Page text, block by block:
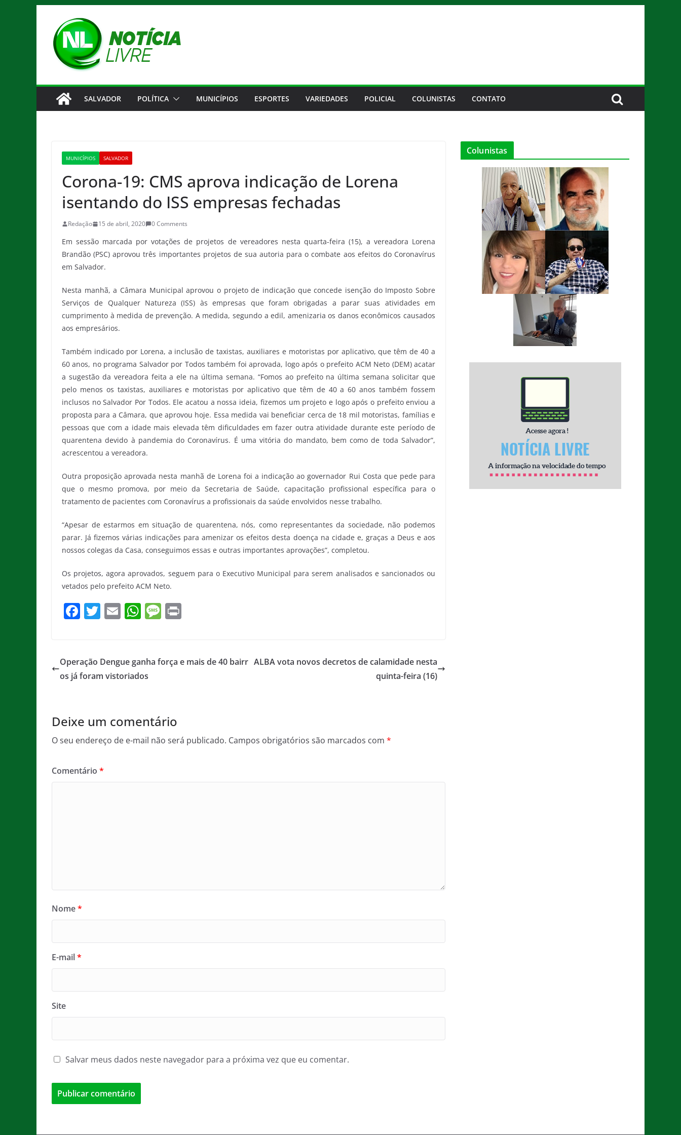
conteúdo
SALVADOR POLÍTICA MUNICÍPIOS ESPORTES VARIEDADES POLICIAL COLUNISTAS CONTATO
MUNICÍPIOS SALVADOR
Corona-19: CMS aprova indicação de Lorena
isentando do ISS empresas fechadas
Redação 15 de abril, 2020 0 Comments
Em sessão marcada por votações de projetos de vereadores nesta quarta-feira (15), a vereadora Lorena
Brandão (PSC) aprovou três importantes projetos de sua autoria para o combate aos efeitos do Coronavírus
em Salvador.
Nesta manhã, a Câmara Municipal aprovou o projeto de indicação que concede isenção do Imposto Sobre
Serviços de Qualquer Natureza (ISS) às empresas que foram obrigadas a parar suas atividades em
cumprimento à medida de prevenção. A medida, segundo a edil, amenizaria os danos econômicos causados
aos empresários.
Também indicado por Lorena, a inclusão de taxistas, auxiliares e motoristas por aplicativo, que têm de 40 a
60 anos, no programa Salvador por Todos também foi aprovada, logo após o prefeito ACM Neto (DEM) acatar
a sugestão da vereadora feita a ele na última semana. “Fomos ao prefeito na última semana solicitar que
pelo menos os taxistas, auxiliares e motoristas por aplicativo que têm de 40 a 60 anos também fossem
inclusos no Salvador Por Todos. Ele acatou a nossa ideia, fizemos um projeto e logo após o prefeito enviou a
proposta para a Câmara, que aprovou hoje. Essa medida vai beneficiar cerca de 18 mil motoristas, famílias e
pessoas que com a idade mais elevada têm dificuldades em fazer outra atividade durante este período de
quarentena devido à pandemia do Coronavírus. É uma vitória do mandato, bem como de toda Salvador”,
acrescentou a vereadora.
Outra proposição aprovada nesta manhã de Lorena foi a indicação ao governador Rui Costa que pede para
que o mesmo promova, por meio da Secretaria de Saúde, capacitação profissional específica para o
tratamento de pacientes com Coronavírus a profissionais da saúde envolvidos nesse trabalho.
“Apesar de estarmos em situação de quarentena, nós, como representantes da sociedade, não podemos
parar. Já fizemos várias indicações para amenizar os efeitos desta doença na cidade e, graças a Deus e aos
nossos colegas da Casa, conseguimos essas e outras importantes aprovações”, completou.
Os projetos, agora aprovados, seguem para o Executivo Municipal para serem analisados e sancionados ou
vetados pelo prefeito ACM Neto.
F
e
b
k
T
er
E
l
W
s
A
M
a
Operação Dengue ganha força e mais de 40 bairr
os já foram vistoriados
ALBA vota novos decretos de calamidade nesta
quinta-feira (16)
Deixe um comentário
O seu endereço de e-mail não será publicado. Campos obrigatórios são marcados com *
Comentário *
Nome*
E-mail*
Site
Salvar meus dados neste navegador para a próxima vez que eu comentar.
Colunistas